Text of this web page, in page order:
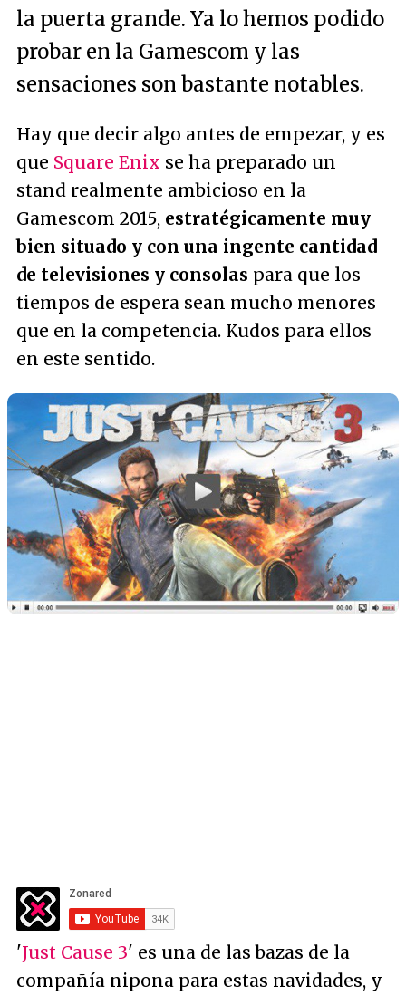
la puerta grande. Ya lo hemos podido
probar en la Gamescom y las
sensaciones son bastante notables.
Hay que decir algo antes de empezar, y es
que Square Enix se ha preparado un
stand realmente ambicioso en la
Gamescom 2015, estratégicamente muy
bien situado y con una ingente cantidad
de televisiones y consolas para que los
tiempos de espera sean mucho menores
que en la competencia. Kudos para ellos
en este sentido.
'Just Cause 3' es una de las bazas de la
compañía nipona para estas navidades, y